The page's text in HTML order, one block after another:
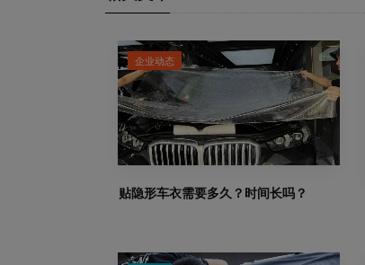
企业动态
贴隐形车衣需要多久？时间长吗？